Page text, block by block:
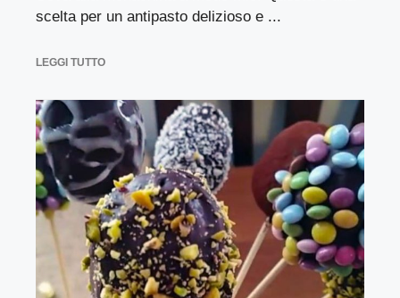
scelta per un antipasto delizioso e ...
LEGGI TUTTO